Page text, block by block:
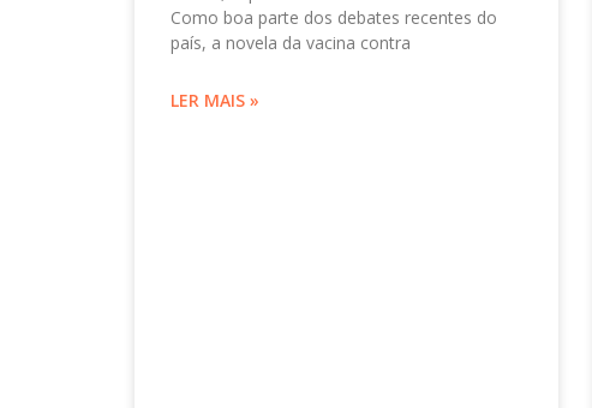
Como boa parte dos debates recentes do
país, a novela da vacina contra
LER MAIS »